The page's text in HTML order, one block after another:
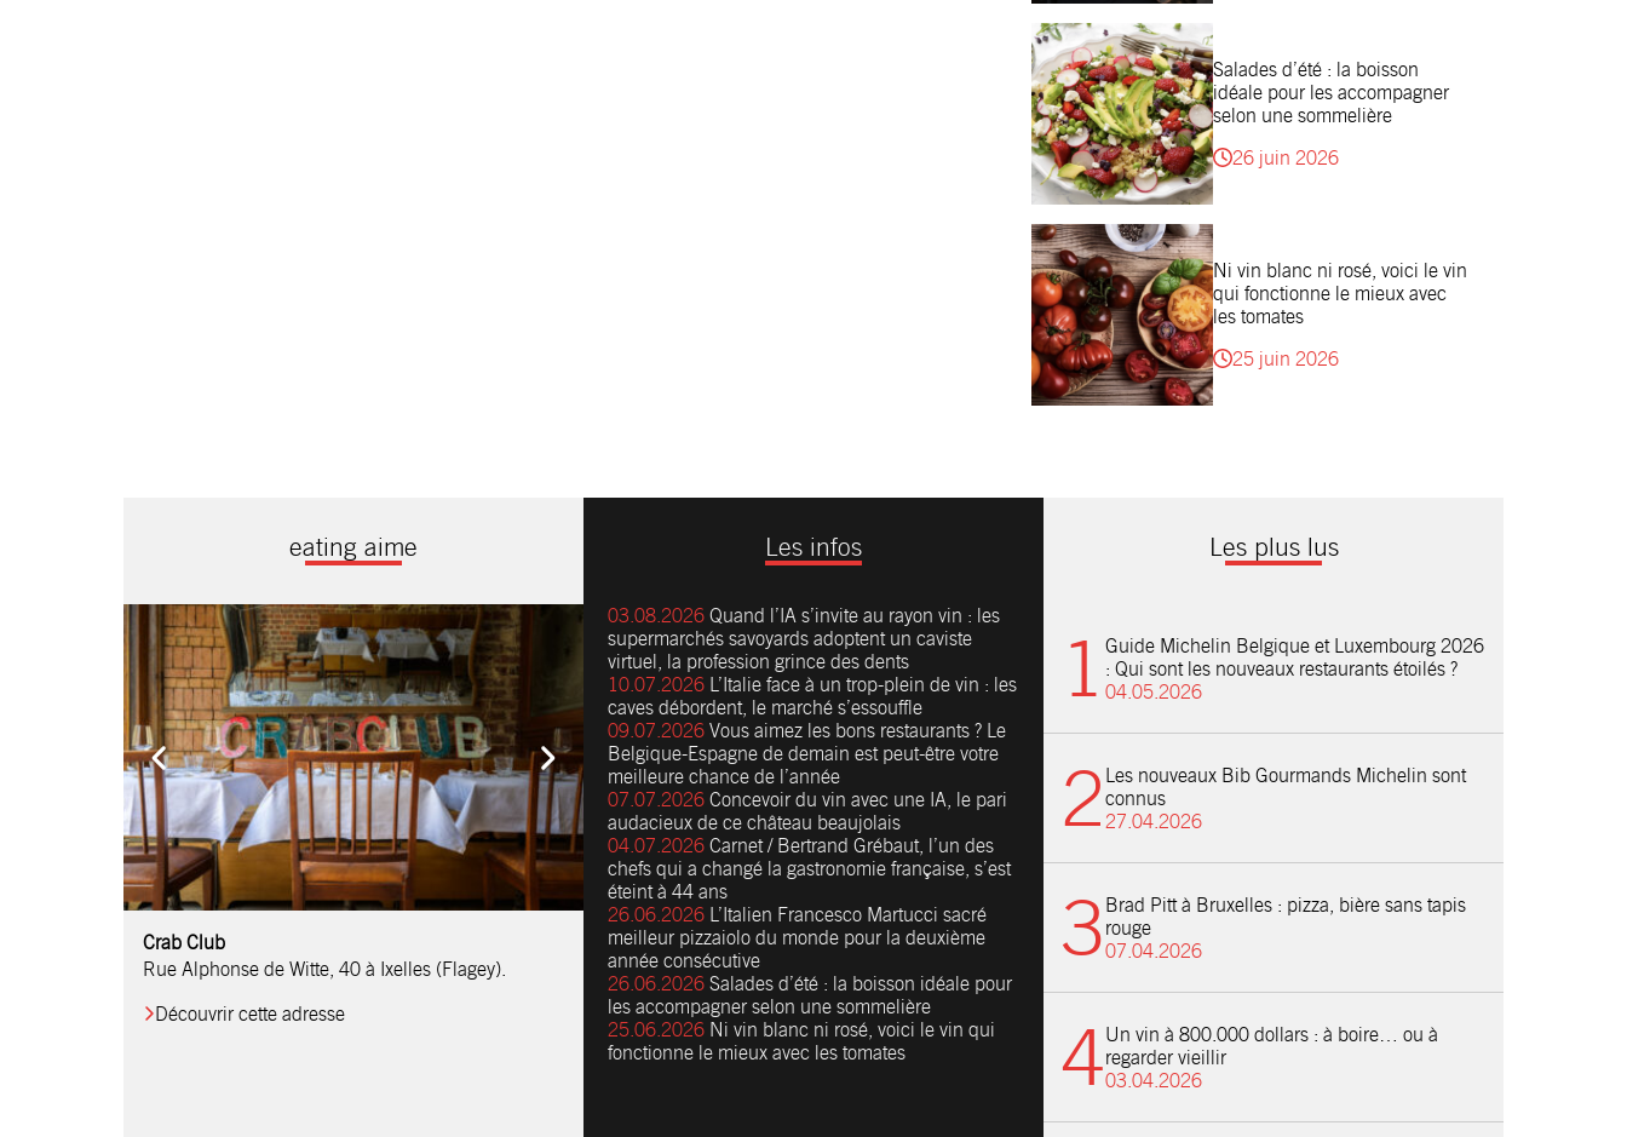
Salades d’été : la boisson
idéale pour les accompagner
selon une sommelière
26 juin 2026
Ni vin blanc ni rosé, voici le vin
qui fonctionne le mieux avec
les tomates
25 juin 2026
eating aime
Comptoir Chouchou
Crab Club
Rue Alphonse de Witte, 40 à Ixelles (Flagey).
Découvrir cette adresse
OM Restaurant
Table & Comptoir
Le Relais d’Orti
Studio 97
Löctave Restaurant
F-eat Restaurant
L’Art des Mets
Restaurant Harmonie
La Table de Jean
Les infos
03.08.2026 Quand l’IA s’invite au rayon vin : les
supermarchés savoyards adoptent un caviste
virtuel, la profession grince des dents
10.07.2026 L’Italie face à un trop-plein de vin : les
caves débordent, le marché s’essouffle
09.07.2026 Vous aimez les bons restaurants ? Le
Belgique-Espagne de demain est peut-être votre
meilleure chance de l’année
07.07.2026 Concevoir du vin avec une IA, le pari
audacieux de ce château beaujolais
04.07.2026 Carnet / Bertrand Grébaut, l’un des
chefs qui a changé la gastronomie française, s’est
éteint à 44 ans
26.06.2026 L’Italien Francesco Martucci sacré
meilleur pizzaiolo du monde pour la deuxième
année consécutive
26.06.2026 Salades d’été : la boisson idéale pour
les accompagner selon une sommelière
25.06.2026 Ni vin blanc ni rosé, voici le vin qui
fonctionne le mieux avec les tomates
Les plus lus
Guide Michelin Belgique et Luxembourg 2026
: Qui sont les nouveaux restaurants étoilés ?
04.05.2026
Les nouveaux Bib Gourmands Michelin sont
connus
27.04.2026
Brad Pitt à Bruxelles : pizza, bière sans tapis
rouge
07.04.2026
Un vin à 800.000 dollars : à boire… ou à
regarder vieillir
03.04.2026